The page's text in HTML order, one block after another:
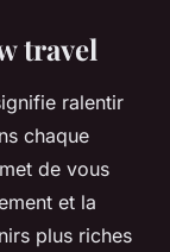
travel
ralentir
chaque
de vous
et la
plus riches